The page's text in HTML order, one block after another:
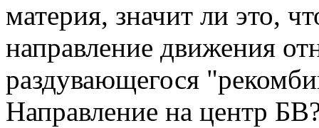
материя, значит ли это,
направление движения
раздувающегося
Направление на центр